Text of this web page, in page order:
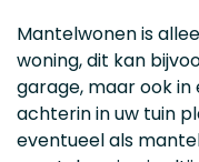
Mantelwonen is
woning, dit kan
garage, maar ook in
achterin in uw tuin
eventueel als